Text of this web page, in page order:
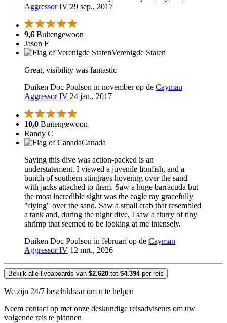
Aggressor IV 29 sep., 2017
9,6 Buitengewoon
Jason F
Verenigde Staten
Great, visibility was fantastic
Duiken Doc Poulson in november op de Cayman
Aggressor IV 24 jan., 2017
10,0 Buitengewoon
Randy C
Canada
Saying this dive was action-packed is an
understatement. I viewed a juvenile lionfish, and a
bunch of southern stingrays hovering over the sand
with jacks attached to them. Saw a huge barracuda but
the most incredible sight was the eagle ray gracefully
"flying" over the sand. Saw a small crab that resembled
a tank and, during the night dive, I saw a flurry of tiny
shrimp that seemed to be looking at me intensely.
Duiken Doc Poulson in februari op de Cayman
Aggressor IV 12 mrt., 2026
Bekijk alle liveaboards van $2.620 tot $4.394per reis
We zijn 24/7 beschikbaar om u te helpen
Neem contact op met onze deskundige reisadviseurs om uw
volgende reis te plannen